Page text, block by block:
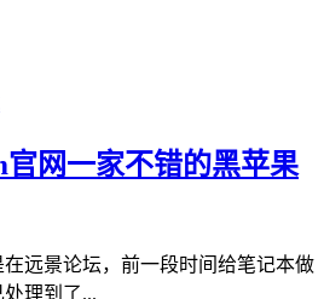
官网一家不错的黑苹果
远景论坛，前一段时间给笔记本做
理到了...